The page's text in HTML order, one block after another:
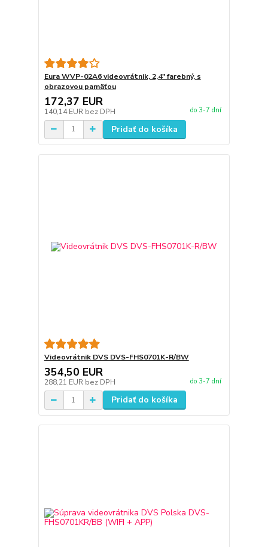
Eura WVP-02A6 videovrátnik, 2,4" farebný, s
obrazovou pamäťou
172,37 EUR
140,14 EUR bez DPH do 3-7 dní
Pridať do košíka
Videovrátnik DVS DVS-FHS0701K-R/BW
354,50 EUR
288,21 EUR bez DPH do 3-7 dní
Pridať do košíka